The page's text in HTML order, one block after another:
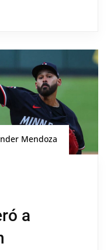
Mendoza
a